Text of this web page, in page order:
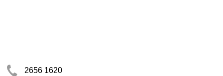
2656 1620